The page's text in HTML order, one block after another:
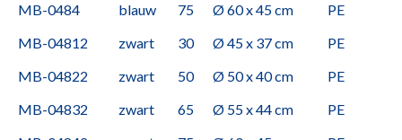
MB-0484
blauw 75 Ø 60 x 45 cm
PE
MB-04812
zwart 30 Ø 45 x 37 cm
PE
MB-04822
zwart 50 Ø 50 x 40 cm
PE
MB-04832
zwart 65 Ø 55 x 44 cm
PE